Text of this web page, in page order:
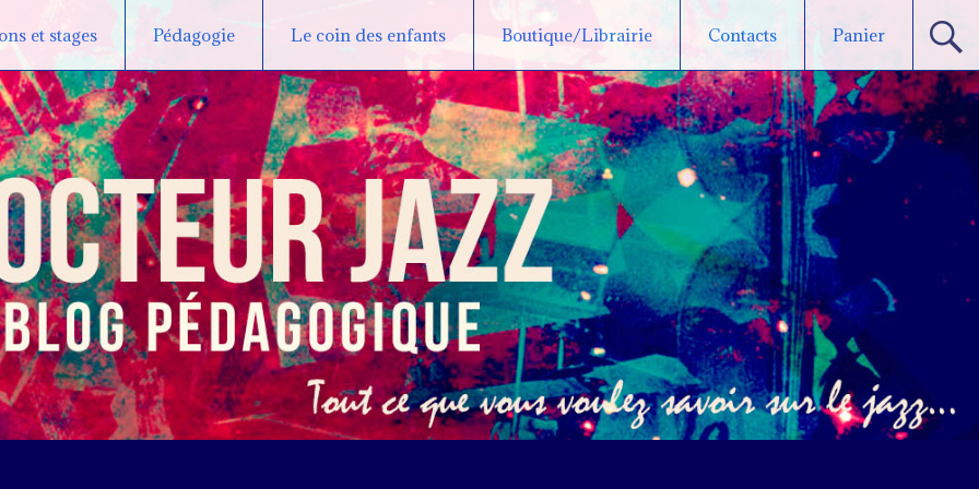
et stages Pédagogie Le coin des enfants Boutique/Librairie Contacts Panier